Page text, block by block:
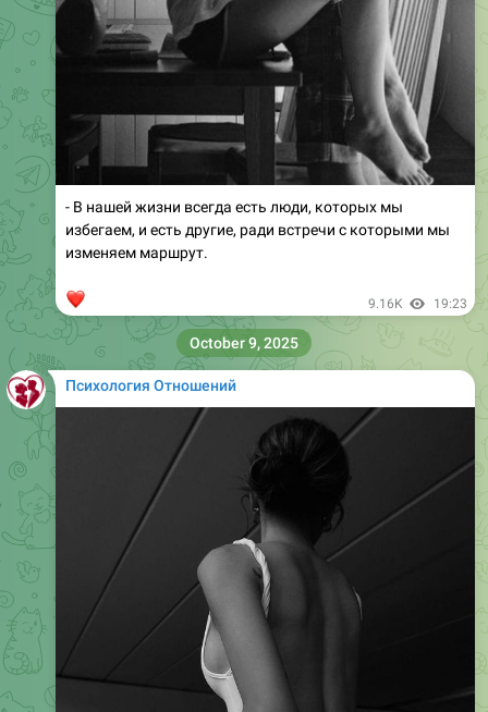
- В нашей жизни всегда есть люди, которых мы
избегаем, и есть другие, ради встречи с которыми мы
изменяем маршрут.
9.16K 19:23
Психология Отношений
October 9, 2025